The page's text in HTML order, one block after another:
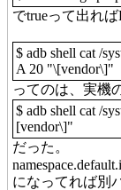
でtrueって出れば
$ adb shell cat /
A 20 "\[vendor\]"
ってのは、実機
$ adb shell cat /
[vendor\]"
だった。
になってれば別